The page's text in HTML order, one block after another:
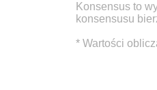
Konsensus to
konsensusu
* Wartości